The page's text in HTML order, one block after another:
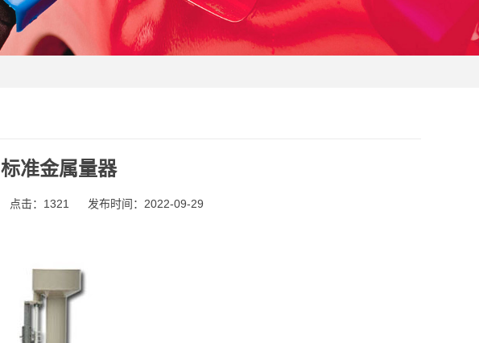
标准金属量器
点击：1321 发布时间：2022-09-29